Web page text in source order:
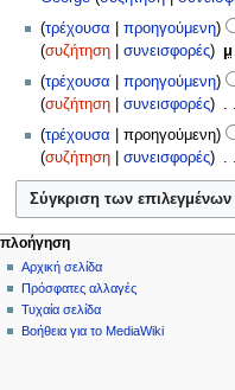
ο
ψ
η
ε
π
ε
ε
ρ
γ
α
σ
ί
α
6
σ
ύ
ο
ψ
η
ε
π
ε
ε
ρ
γ
α
σ
ί
ς
σ
ύ
ο
ψ
η
π
ξ
ρ
2
0
6
Χ
ω
ρ
ί
ς
σ
ύ
ο
ψ
η
ε
π
ε
ξ
τρέχουσα προηγούμενη
συζήτηση
συνεισφορές μ
Χ
ω
ρ
ί
ς
σ
ύ
ν
ο
ψ
η
ε
π
τρέχουσα προηγούμενη
συζήτηση
συνεισφορές
Χ
ω
ρ
ί
ς
σ
ύ
ν
ο
ψ
τρέχουσα προηγούμενη
συζήτηση
συνεισφορές
Χ
ω
ί
ς
σ
ύ
ν
Μ
ε
ν
ο
ενέργειες σελίδας
σελίδα
συζήτηση
ανάγνωση
προβολή
προσωπικά εργαλεία
δημιουργία
λογαριασμού
σύνδεση
πλοήγηση
Αρχική σελίδα
Πρόσφατες αλλαγές
Τυχαία σελίδα
Βοήθεια για το MediaWiki